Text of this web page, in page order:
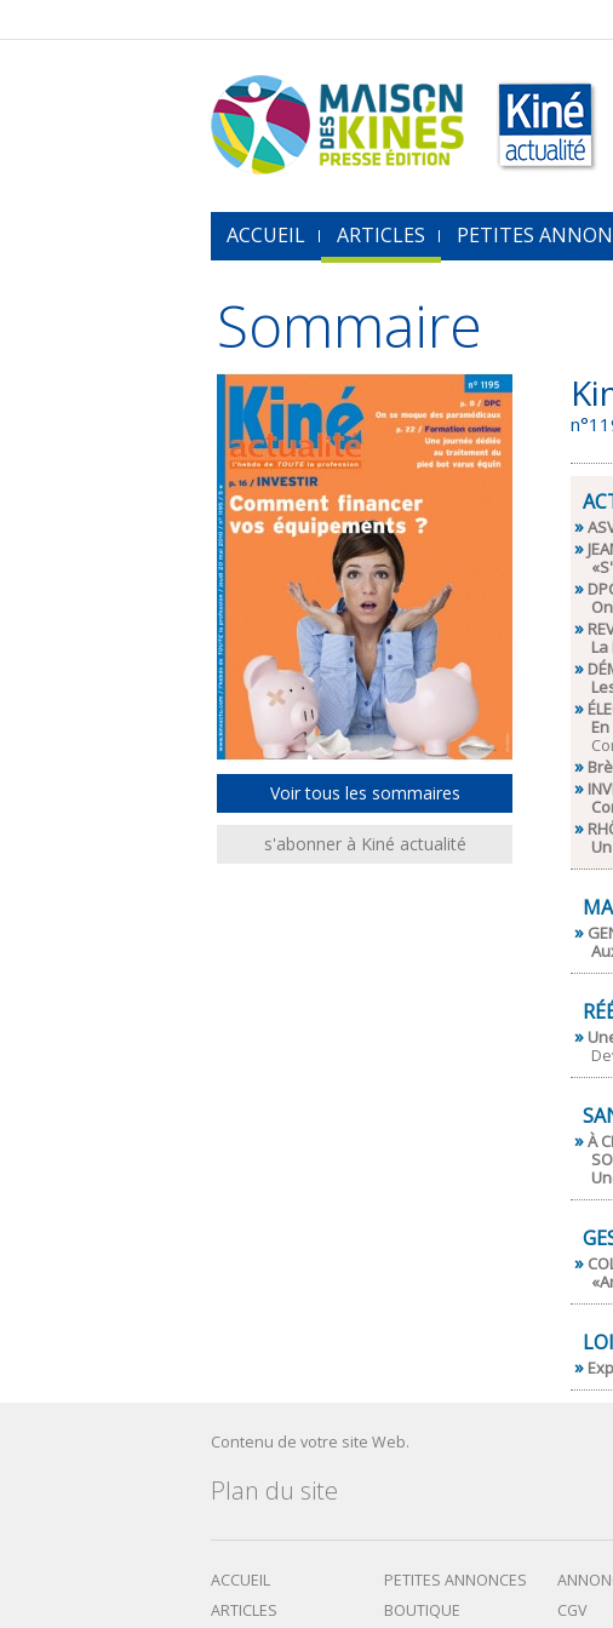
ACCUEIL ARTICLES PETITES
Sommaire
Voir tous les sommaires
s'abonner à Kiné actualité
La
À
Contenu de votre site Web.
Plan du site
ACCUEIL
ARTICLES
PETITES ANNONCES
BOUTIQUE
CGV